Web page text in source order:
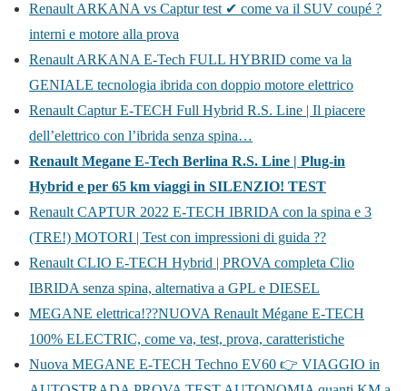
Renault ARKANA vs Captur test ✔ come va il SUV coupé ?
interni e motore alla prova
Renault ARKANA E-Tech FULL HYBRID come va la
GENIALE tecnologia ibrida con doppio motore elettrico
Renault Captur E-TECH Full Hybrid R.S. Line | Il piacere
dell’elettrico con l’ibrida senza spina…
Renault Megane E-Tech Berlina R.S. Line | Plug-in
Hybrid e per 65 km viaggi in SILENZIO! TEST
Renault CAPTUR 2022 E-TECH IBRIDA con la spina e 3
(TRE!) MOTORI | Test con impressioni di guida ??
Renault CLIO E-TECH Hybrid | PROVA completa Clio
IBRIDA senza spina, alternativa a GPL e DIESEL
MEGANE elettrica!??NUOVA Renault Mégane E-TECH
100% ELECTRIC, come va, test, prova, caratteristiche
Nuova MEGANE E-TECH Techno EV60 👉 VIAGGIO in